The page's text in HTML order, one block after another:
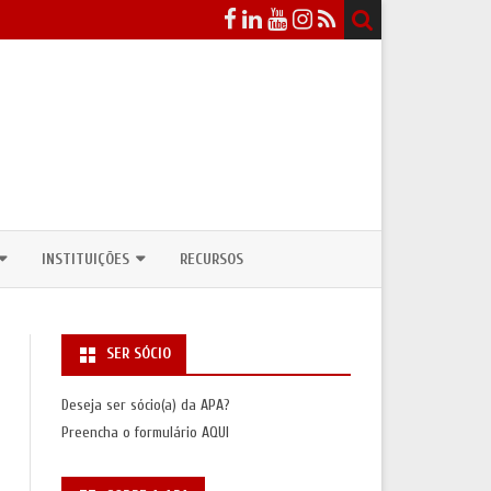
PÚBLICAS
INSTITUIÇÕES
ANTROPOLOGIA
UNIDADES DE INVESTIGAÇÃO
ASSOCIAÇÕES INTERNACIONAIS
RECURSOS
SER SÓCIO
Deseja ser sócio(a) da APA?
Preencha o formulário AQUI